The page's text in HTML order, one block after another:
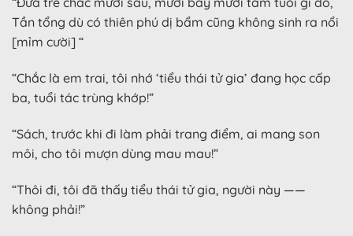
Tần tổng dù có thiên phú dị bẩm cũng không sinh ra nổi
[mỉm cười] “
“Chắc là em trai, tôi nhớ ‘tiểu thái tử gia’ đang học cấp
ba, tuổi tác trùng khớp!”
“Sách, trước khi đi làm phải trang điểm, ai mang son
môi, cho tôi mượn dùng mau mau!”
“Thôi đi, tôi đã thấy tiểu thái tử gia, người này ——
không phải!”